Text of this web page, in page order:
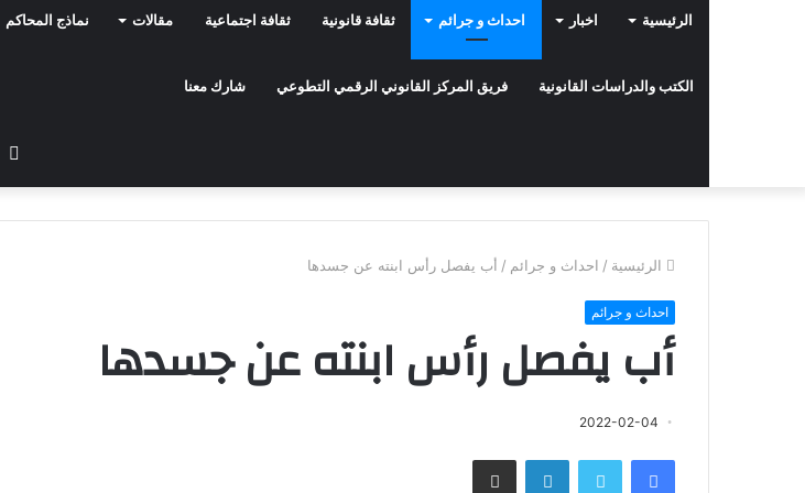
الرئيسية اخبار احداث و جرائم ثقافة قانونية ثقافة اجتماعية مقالات نماذج المحاكم
الكتب والدراسات القانونية فريق المركز القانوني الرقمي التطوعي شارك معنا
الرئيسية / احداث و جرائم / أب يفصل رأس ابنته عن جسدها
احداث و جرائم
أب يفصل رأس ابنته عن جسدها
2022-02-04
فيسبوك تويتر لينكدإن مشاركة عبر البريد